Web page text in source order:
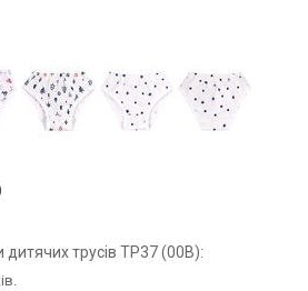
дитячих трусів ТР37 (00B):